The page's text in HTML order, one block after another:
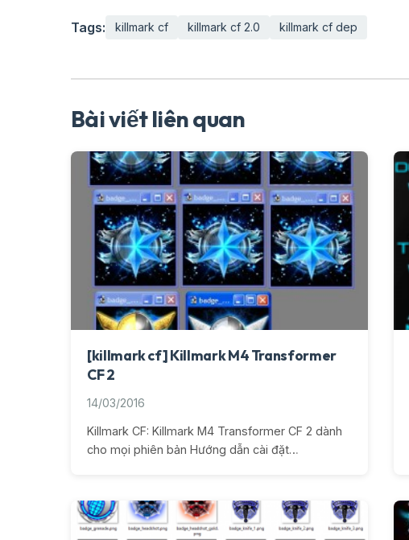
Tags: killmark cf killmark cf 2.0 killmark cf dep
Bài viết liên quan
[killmark cf] Killmark M4 Transformer
CF 2
14/03/2016
Killmark CF: Killmark M4 Transformer CF 2 dành
cho mọi phiên bản Hướng dẫn cài đặt…